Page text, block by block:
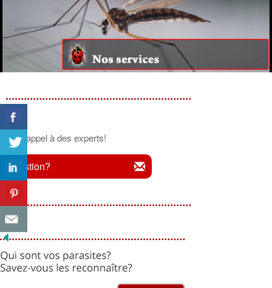
Faites appel à des experts!
Question?